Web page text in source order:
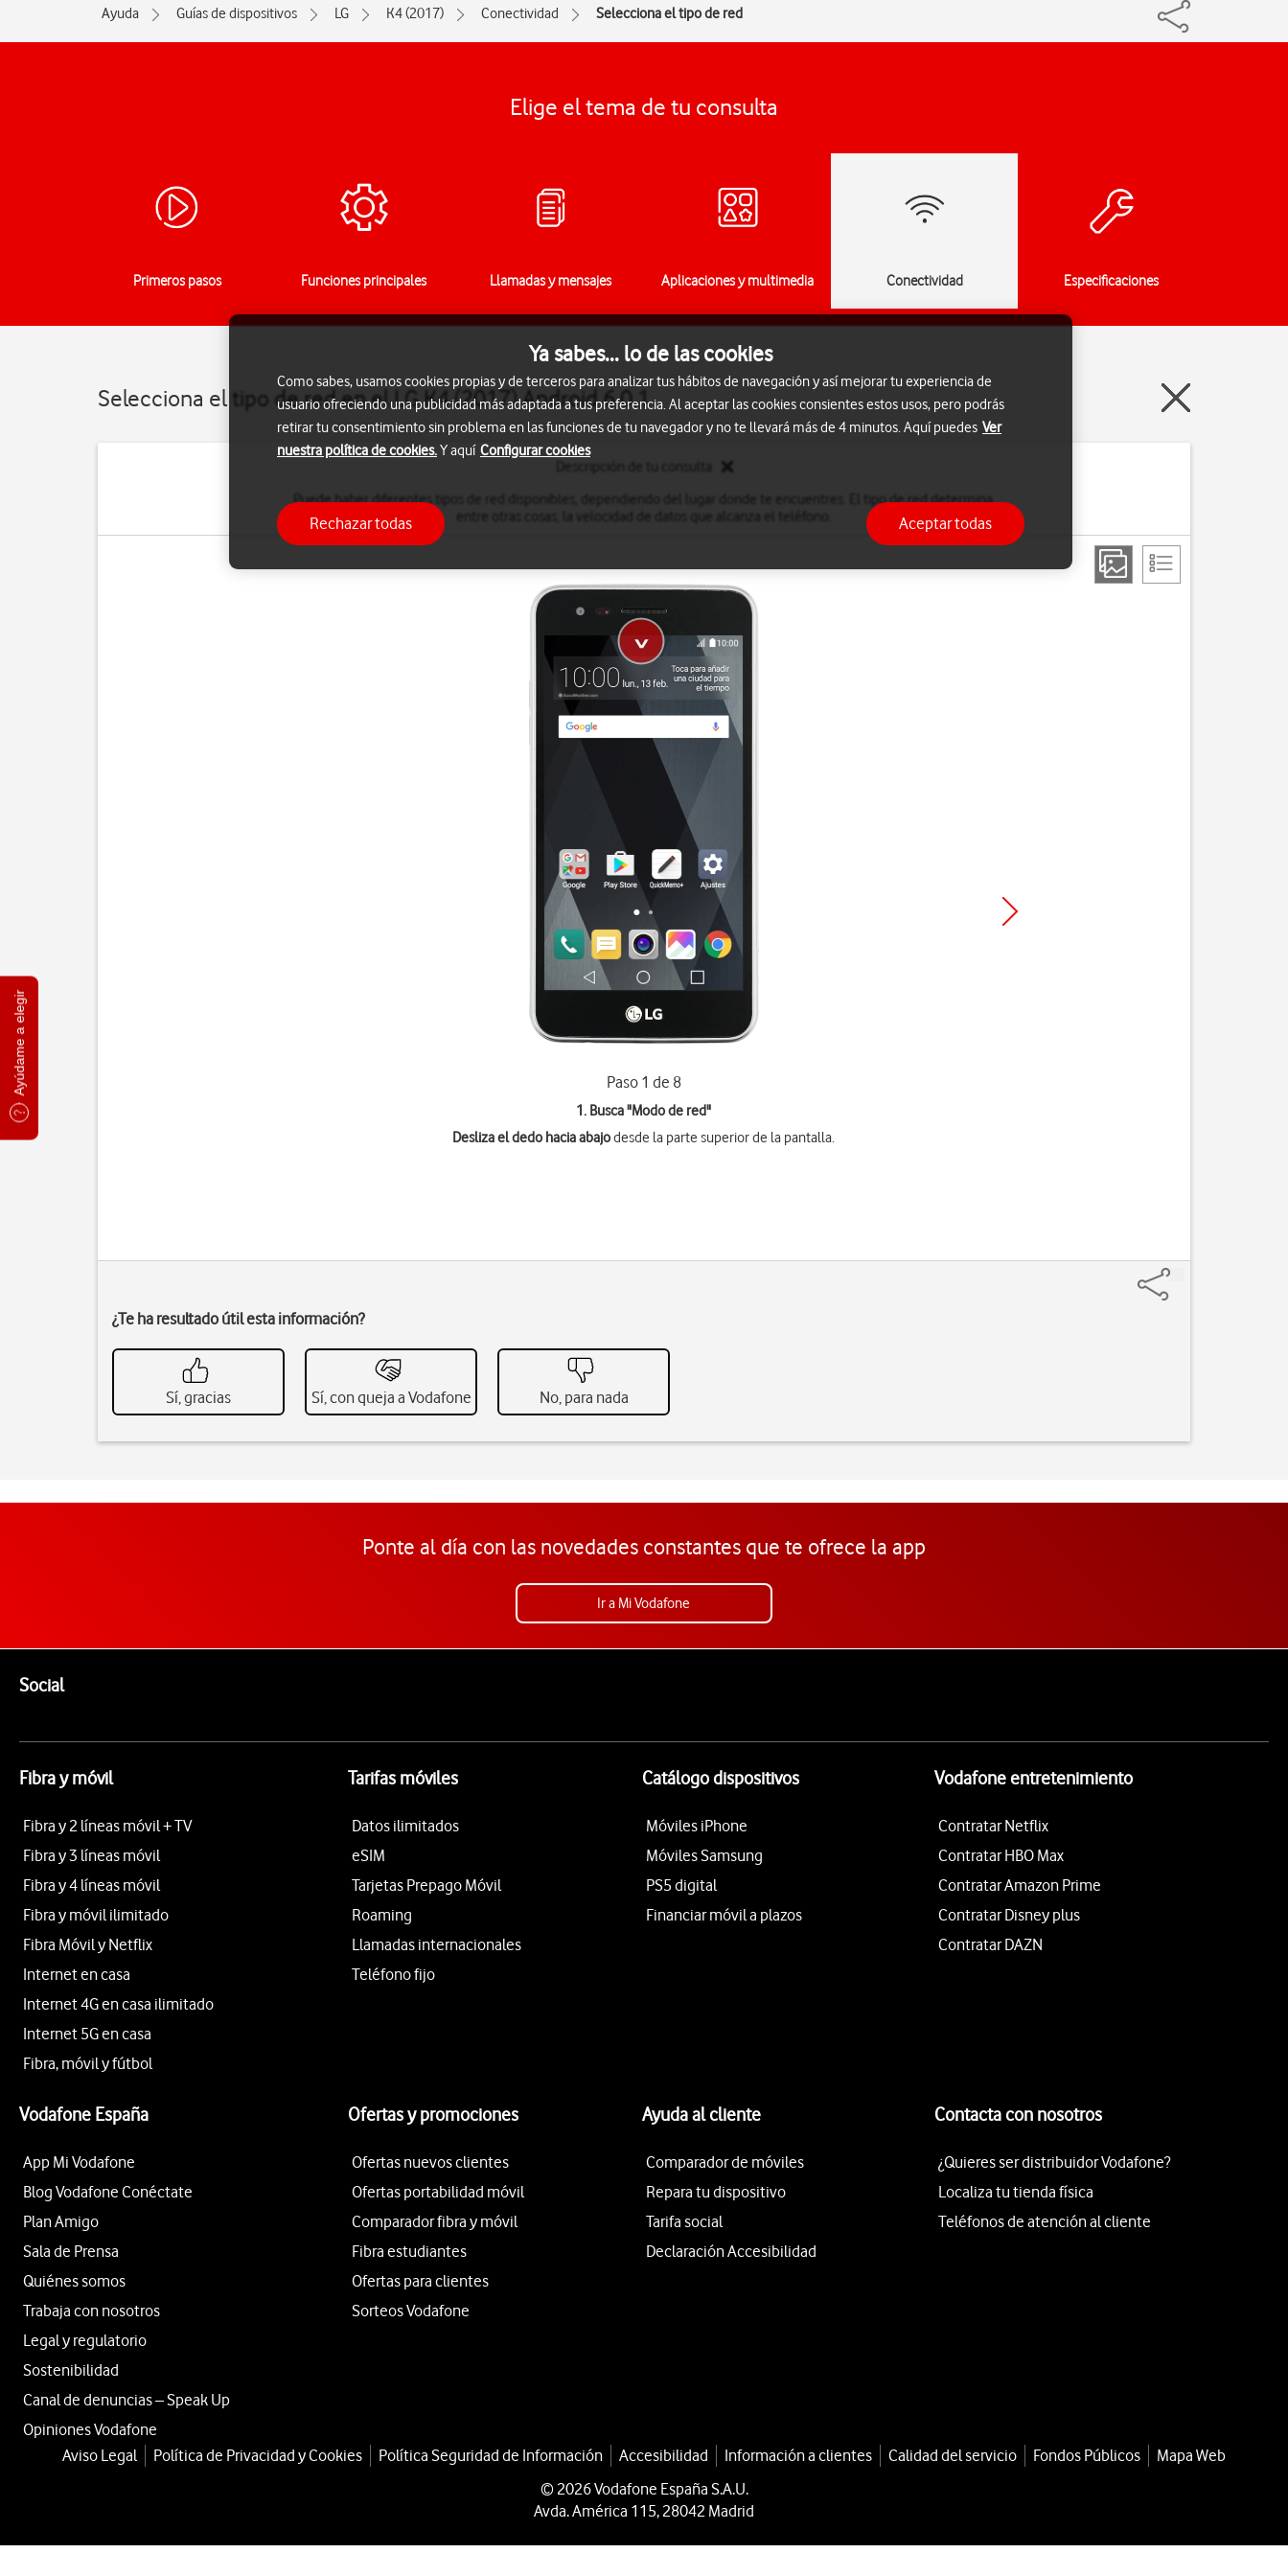
Ayúdame a elegir
Ayuda Guías de dispositivos LG K4 (2017) Conectividad Selecciona el tipo de red
Elige el tema de tu consulta
Primeros pasos Funciones principales Llamadas y mensajes Aplicaciones y multimedia Conectividad Especificaciones
Selecciona el tipo de red en el LG K4 (2017) Android 6.0.1
Puede haber diferentes tipos de red disponibles, dependiendo del lugar donde te encuentres. El tipo de red determina,
Paso 1 de 8
1. Busca "Modo de red"
Desliza el dedo hacia abajodesde la parte superior de la pantalla.
¿Te ha resultado útil esta información?
Sí, gracias Sí, con queja a Vodafone No, para nada
Ponte al día con las novedades constantes que te ofrece la app
Ir a Mi Vodafone
SocialEnlaces a las redes sociales de Vodafone
Fibra y móvil
Fibra y 2 líneas móvil + TV
Fibra y 3 líneas móvil
Fibra y 4 líneas móvil
Fibra y móvil ilimitado
Fibra Móvil y Netflix
Internet en casa
Internet 4G en casa ilimitado
Internet 5G en casa
Fibra, móvil y fútbol
Tarifas móviles
Datos ilimitados
eSIM
Tarjetas Prepago Móvil
Roaming
Llamadas internacionales
Teléfono fijo
Catálogo dispositivos
Móviles iPhone
Móviles Samsung
PS5 digital
Financiar móvil a plazos
Vodafone entretenimiento
Contratar Netflix
Contratar HBO Max
Contratar Amazon Prime
Contratar Disney plus
Contratar DAZN
Vodafone España
App Mi Vodafone
Blog Vodafone Conéctate
Plan Amigo
Sala de Prensa
Quiénes somos
Trabaja con nosotros
Legal y regulatorio
Sostenibilidad
Canal de denuncias – Speak Up
Opiniones Vodafone
Ofertas y promociones
Ofertas nuevos clientes
Ofertas portabilidad móvil
Comparador fibra y móvil
Fibra estudiantes
Ofertas para clientes
Sorteos Vodafone
Ayuda al cliente
Comparador de móviles
Repara tu dispositivo
Tarifa social
Declaración Accesibilidad
Contacta con nosotros
¿Quieres ser distribuidor Vodafone?
Localiza tu tienda física
Teléfonos de atención al cliente
Aviso Legal Política de Privacidad y Cookies Política Seguridad de Información Accesibilidad Información a clientes Calidad del servicio Fondos Públicos
Mapa Web
© 2026 Vodafone España S.A.U.
Avda. América 115, 28042 Madrid
Ya sabes... lo de las cookies
Como sabes, usamos cookies propias y de terceros para analizar tus hábitos de navegación y así mejorar tu experiencia de
usuario ofreciendo una publicidad más adaptada a tus preferencia. Al aceptar las cookies consientes estos usos, pero podrás
retirar tu consentimiento sin problema en las funciones de tu navegador y no te llevará más de 4 minutos. Aquí puedes Ver
nuestra política de cookies.Y aquí Configurar cookies
Rechazar todas Aceptar todas